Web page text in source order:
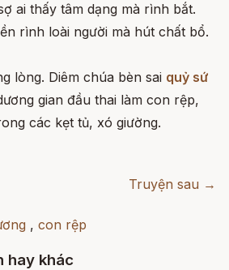
ai thấy tâm dạng mà rình bắt.
rình loài người mà hút chất bổ.
lòng. Diêm chúa bèn sai quỷ sứ
gian đầu thai làm con rệp,
các kẹt tủ, xó giường.
Truyện sau →
, con rệp
hay khác